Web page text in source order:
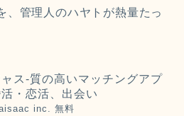
、管理人のハヤトが熱量たっ
ス-質の高いマッチングアプ
・恋活、出会い
inc. 無料